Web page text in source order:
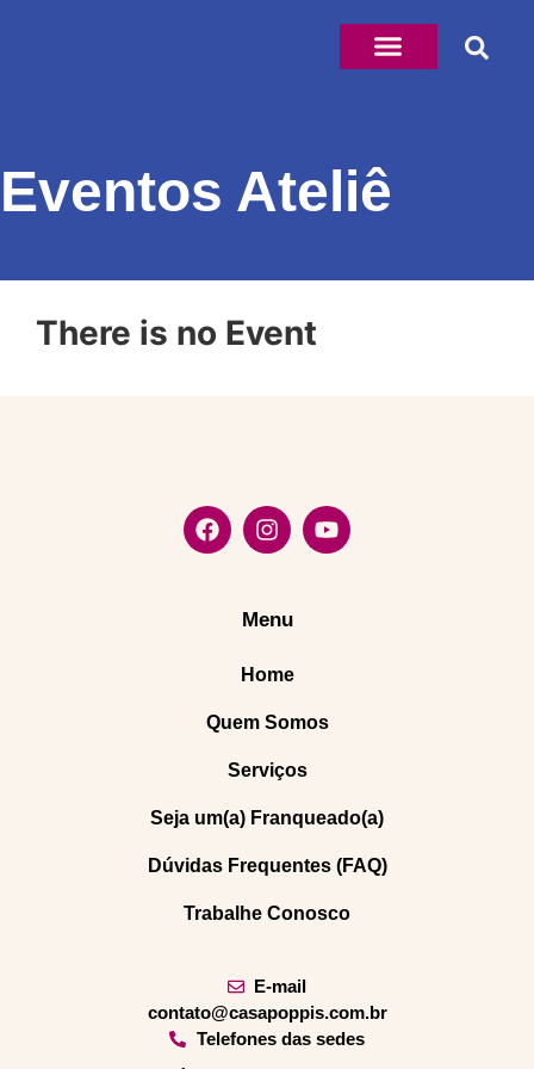
Eventos Ateliê
There is no Event
Menu
Home
Quem Somos
Serviços
Seja um(a) Franqueado(a)
Dúvidas Frequentes (FAQ)
Trabalhe Conosco
E-mail
contato@casapoppis.com.br
Telefones das sedes